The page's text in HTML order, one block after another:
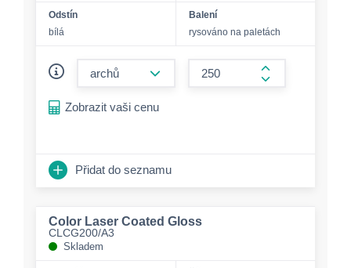
Odstín
bílá
Balení
rysováno na paletách
form.increase-
Zobrazit vaši cenu
Přidat do seznamu
Color Laser Coated Gloss
CLCG200/A3
Skladem